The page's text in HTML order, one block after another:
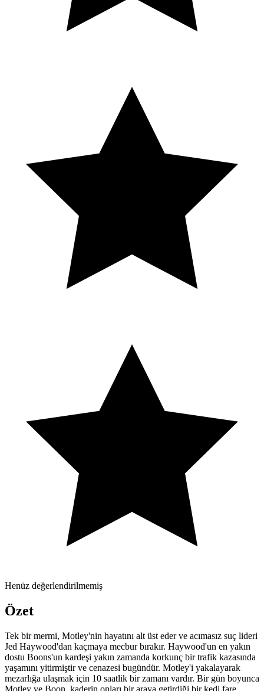
Henüz değerlendirilmemiş
Özet
Tek bir mermi, Motley'nin hayatını alt üst eder ve acımasız suç lideri
Jed Haywood'dan kaçmaya mecbur bırakır. Haywood'un en yakın
dostu Boons'un kardeşi yakın zamanda korkunç bir trafik kazasında
yaşamını yitirmiştir ve cenazesi bugündür. Motley'i yakalayarak
mezarlığa ulaşmak için 10 saatlik bir zamanı vardır. Bir gün boyunca